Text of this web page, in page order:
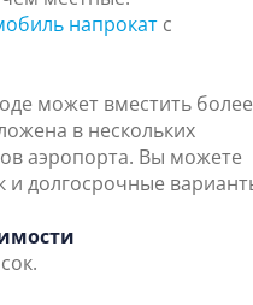
напрокат с
может вместить более
в нескольких
аэропорта. Вы можете
и долгосрочные